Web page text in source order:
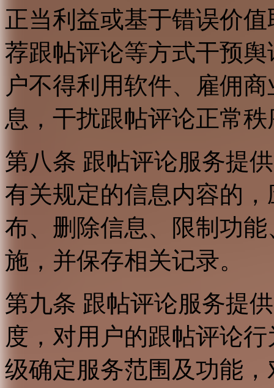
正当利益或基于错误价
荐跟帖评论等方式干预
户不得利用软件、雇佣
息，干扰跟帖评论正常
第八条 跟帖评论服务提
有关规定的信息内容的
布、删除信息、限制功
施，并保存相关记录。
第九条 跟帖评论服务提
度，对用户的跟帖评论
级确定服务范围及功能